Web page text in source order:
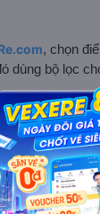
, chọn
dùng bộ lọc
phù hợp với
muốn,
thông tin đặt
thanh toán